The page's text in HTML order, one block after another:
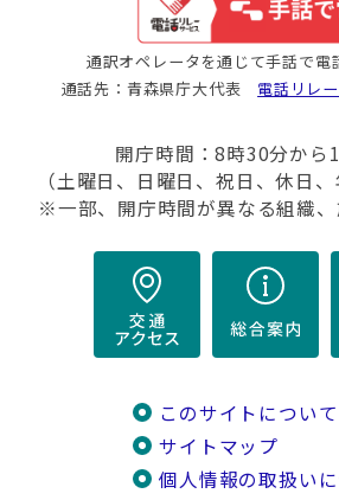
通訳オペレータを通じて手話で電
通話先：青森県庁大代表 電話リレ
開庁時間：8時30分から
（土曜日、日曜日、祝日、休日、
※一部、開庁時間が異なる組織、
このサイトについて
サイトマップ
個人情報の取扱い